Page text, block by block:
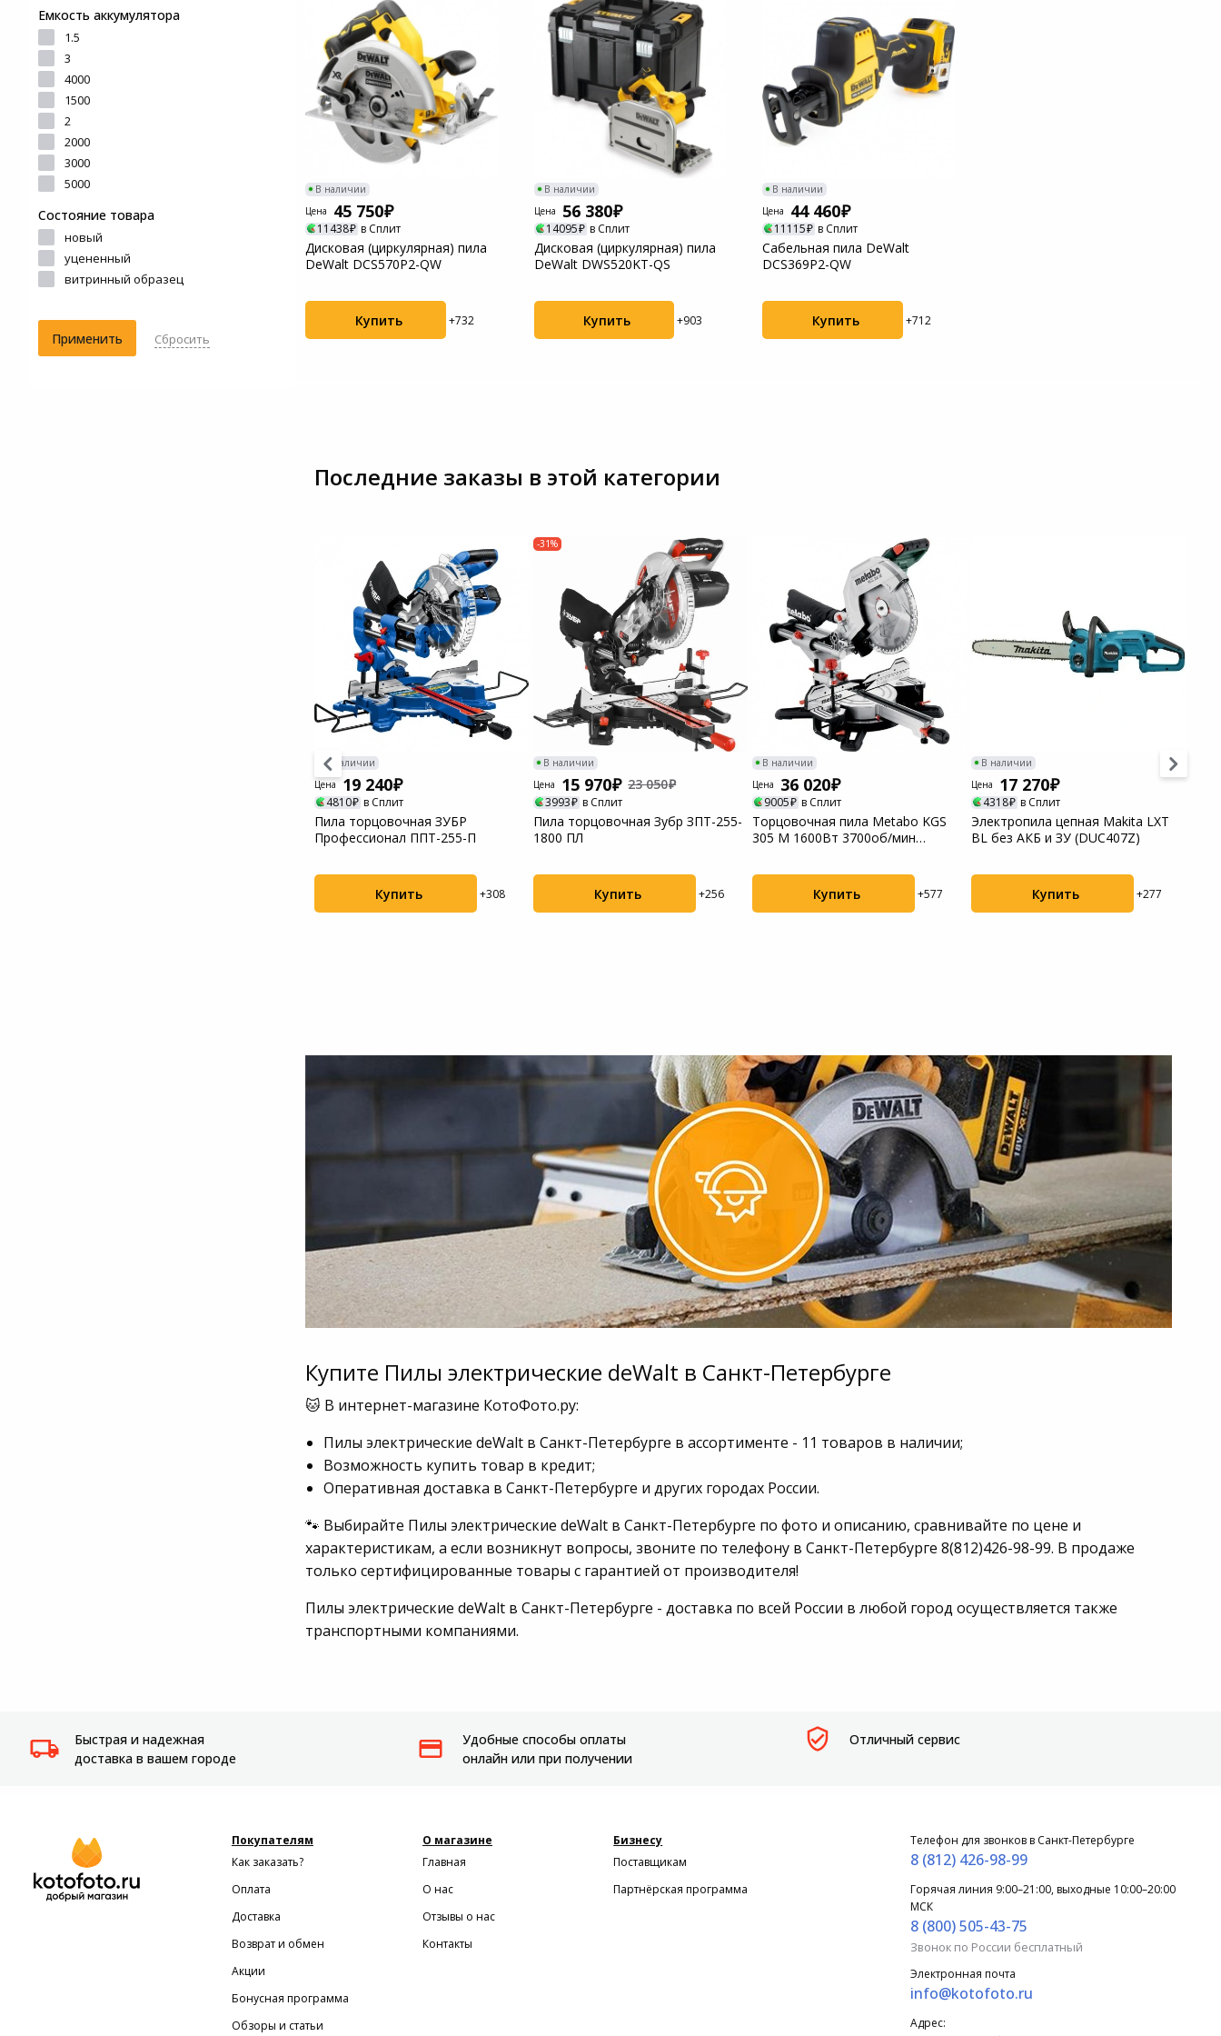
Емкость аккумулятора
1.5
3
4000
1500
2
2000
3000
5000
Состояние товара
новый
уцененный
витринный образец
Применить Сбросить
В наличии
Цена
45 750
11438 в Сплит
Дисковая (циркулярная) пила
DeWalt DCS570P2-QW
Купить +732
В наличии
Цена
56 380
14095 в Сплит
Дисковая (циркулярная) пила
DeWalt DWS520KT-QS
Купить +903
В наличии
Цена
44 460
11115 в Сплит
Сабельная пила DeWalt
DCS369P2-QW
Купить +712
Последние заказы в этой категории
В наличии
Цена
19 240
4810 в Сплит
Пила торцовочная ЗУБР
Профессионал ППТ-255-П
Купить +308
-31%
В наличии
Цена
15 970 23 050
3993 в Сплит
Пила торцовочная Зубр ЗПТ-255-
1800 ПЛ
Купить +256
В наличии
Цена
36 020
9005 в Сплит
Торцовочная пила Metabo KGS
305 M 1600Вт 3700об/мин
Купить +577
В наличии
Цена
17 270
4318 в Сплит
Электропила цепная Makita LXT
BL без АКБ и ЗУ (DUC407Z)
Купить +277
Купите Пилы электрические deWalt в Санкт-Петербурге
🐱 В интернет-магазине КотоФото.ру:
Пилы электрические deWalt в Санкт-Петербурге в ассортименте - 11 товаров в наличии;
Возможность купить товар в кредит;
Оперативная доставка в Санкт-Петербурге и других городах России.
🐾 Выбирайте Пилы электрические deWalt в Санкт-Петербурге по фото и описанию, сравнивайте по цене и
характеристикам, а если возникнут вопросы, звоните по телефону в Санкт-Петербурге 8(812)426-98-99. В продаже
только сертифицированные товары с гарантией от производителя!
Пилы электрические deWalt в Санкт-Петербурге - доставка по всей России в любой город осуществляется также
транспортными компаниями.
Быстрая и надежная
доставка в вашем городе
Удобные способы оплаты
онлайн или при получении
Отличный сервис
Покупателям
Как заказать?
Оплата
Доставка
Возврат и обмен
Акции
Бонусная программа
Обзоры и статьи
О магазине
Главная
О нас
Отзывы о нас
Контакты
Бизнесу
Поставщикам
Партнёрская программа
Телефон для звонков в Санкт-Петербурге
8 (812) 426-98-99
Горячая линия 9:00–21:00, выходные 10:00–20:00
МСК
8 (800) 505-43-75
Звонок по России бесплатный
Электронная почта
info@kotofoto.ru
Адрес:
Пылесосы садовые
Мотоблоки
Системы
видеонаблюдения
Уцененные товары